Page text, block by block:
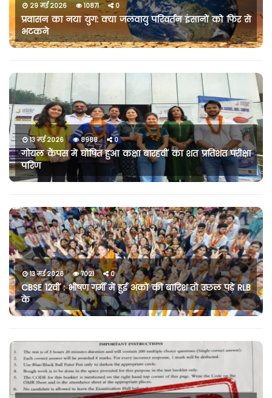
29 मई 2026 10871 0
प्रवासन का नया युग: क्या जलवायु परिवर्तन इंसानों को फिर से
भटकने
13 मई 2026 8988 0
गोयल कैंपस में घोषित हुआ कक्षा बारहवीं का शत प्रतिशत परीक्षा
परिण
13 मई 2026 7021 0
CBSE 12वीं : भीषण गर्मी में हुई अंकों की बारिश तो उछल पड़े RLB
के